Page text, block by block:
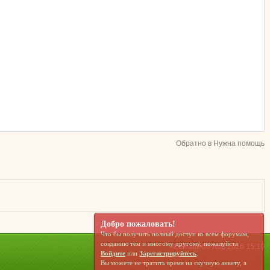
Обратно в Нужна помощь
Сейчас: 06 Aug 2026 15:10
Добро пожаловать!
Что бы получить полный доступ ко всем форумам,
созданию тем и многому другому, пожалуйста
Войдите или Зарегистрируйтесь.
Вы можете не тратить время на скучную анкету, а